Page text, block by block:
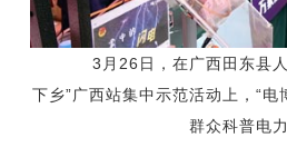
3月26日，在广西田东县人
下乡”广西站集中示范活动上，“
群众科普电